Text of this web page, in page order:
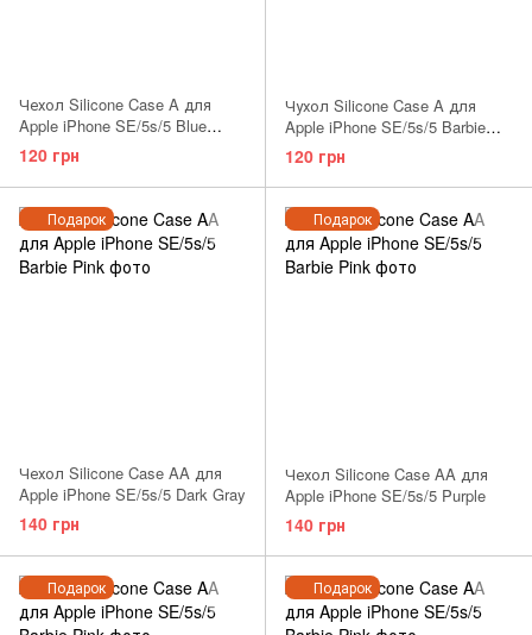
Чехол Silicone Case A для
Apple iPhone SE/5s/5 Blue
Cobalt
120 грн
Чухол Silicone Case A для
Apple iPhone SE/5s/5 Barbie
Pink
120 грн
Подарок
Чехол Silicone Case AA для
Apple iPhone SE/5s/5 Dark Gray
140 грн
Подарок
Чехол Silicone Case AA для
Apple iPhone SE/5s/5 Purple
140 грн
Подарок Подарок